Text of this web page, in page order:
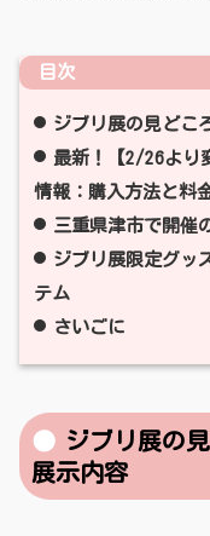
目次
ジブリ展の見どこ
最新！【2/26より
情報：購入方法と料
三重県津市で開催
ジブリ展限定グッ
テム
さいごに
ジブリ展の
展示内容